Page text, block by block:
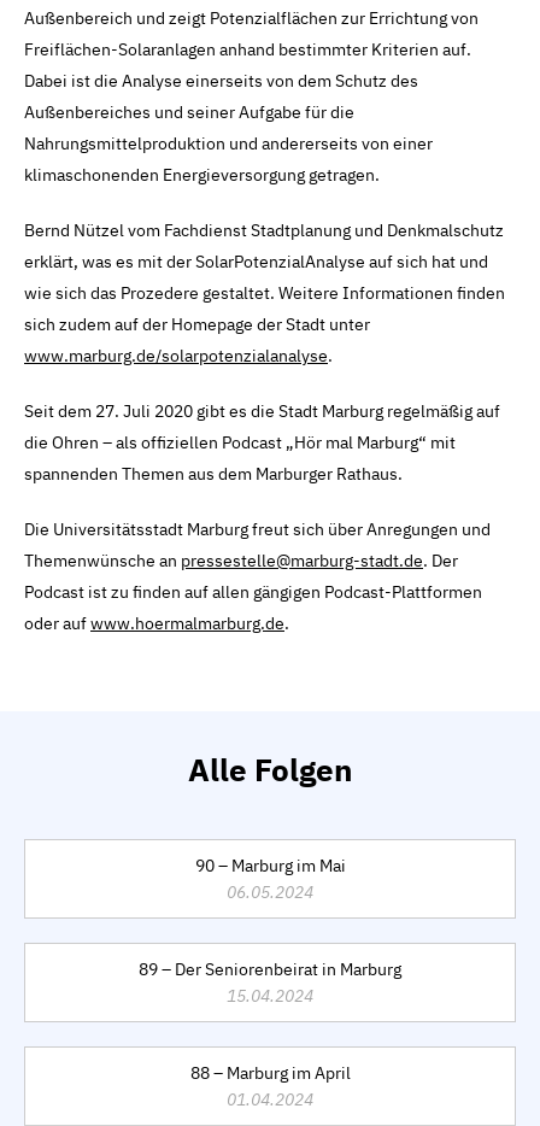
Außenbereich und zeigt Potenzialflächen zur Errichtung von
Freiflächen-Solaranlagen anhand bestimmter Kriterien auf.
Dabei ist die Analyse einerseits von dem Schutz des
Außenbereiches und seiner Aufgabe für die
Nahrungsmittelproduktion und andererseits von einer
klimaschonenden Energieversorgung getragen.
Bernd Nützel vom Fachdienst Stadtplanung und Denkmalschutz
erklärt, was es mit der SolarPotenzialAnalyse auf sich hat und
wie sich das Prozedere gestaltet. Weitere Informationen finden
sich zudem auf der Homepage der Stadt unter
www.marburg.de/solarpotenzialanalyse.
Seit dem 27. Juli 2020 gibt es die Stadt Marburg regelmäßig auf
die Ohren – als offiziellen Podcast „Hör mal Marburg“ mit
spannenden Themen aus dem Marburger Rathaus.
Die Universitätsstadt Marburg freut sich über Anregungen und
Themenwünsche an pressestelle@marburg-stadt.de. Der
Podcast ist zu finden auf allen gängigen Podcast-Plattformen
oder aufwww.hoermalmarburg.de.
Alle Folgen
90 – Marburg im Mai
06.05.2024
89 – Der Seniorenbeirat in Marburg
15.04.2024
88 – Marburg im April
01.04.2024